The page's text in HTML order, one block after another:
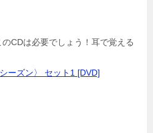
CDは必要でしょう！耳で覚える
ーズン〉 セット1 [DVD]